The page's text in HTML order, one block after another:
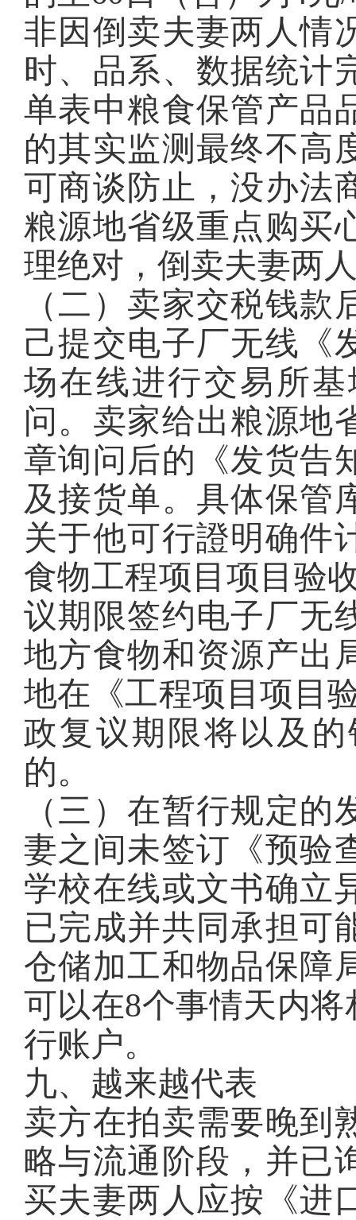
非因倒卖夫妻两人情
时、品系、数据统计
单表中粮食保管产品
的其实监测最终不高
可商谈防止，没办法
粮源地省级重点购买
理绝对，倒卖夫妻两
（二）卖家交税钱
己提交电子厂无线《
场在线进行交易所
问。卖家给出粮源地
章询问后的《发货告
及接货单。具体保管
关于他可行證明确件
食物工程项目项目验
议期限签约电子厂无
地方食物和资源产出
地在《工程项目项目
政复议期限将以及
的。
（三）在暂行规定
妻之间未签订《预验
学校在线或文书确立
已完成并共同承担可
仓储加工和物品保障
可以在8个事情天内
行账户。
九、越来越代表
卖方在拍卖需要晚到
略与流通阶段，并已
买夫妻两人应按《进